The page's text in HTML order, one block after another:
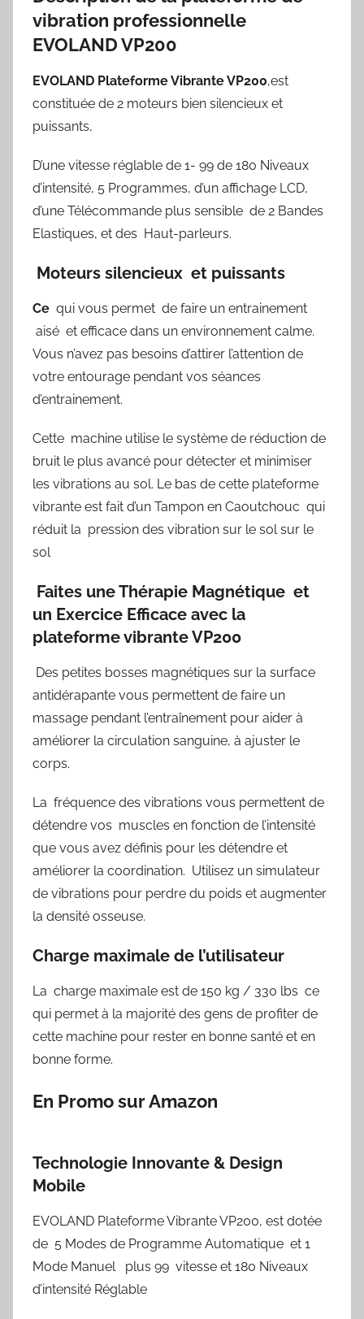
vibration professionnelle
EVOLAND VP200
EVOLAND Plateforme Vibrante VP200,est
constituée de 2 moteurs bien silencieux et
puissants,
D’une vitesse réglable de 1- 99 de 180 Niveaux
d’intensité, 5 Programmes, d’un affichage LCD,
d’une Télécommande plus sensible de 2 Bandes
Elastiques, et des Haut-parleurs.
Moteurs silencieux et puissants
Ce qui vous permet de faire un entrainement
aisé et efficace dans un environnement calme.
Vous n’avez pas besoins d’attirer l’attention de
votre entourage pendant vos séances
d’entrainement.
Cette machine utilise le système de réduction de
bruit le plus avancé pour détecter et minimiser
les vibrations au sol. Le bas de cette plateforme
vibrante est fait d’un Tampon en Caoutchouc qui
réduit la pression des vibration sur le sol sur le
sol
Faites une Thérapie Magnétique et
un Exercice Efficace avec la
plateforme vibrante VP200
Des petites bosses magnétiques sur la surface
antidérapante vous permettent de faire un
massage pendant l’entraînement pour aider à
améliorer la circulation sanguine, à ajuster le
corps.
La fréquence des vibrations vous permettent de
détendre vos muscles en fonction de l’intensité
que vous avez définis pour les détendre et
améliorer la coordination. Utilisez un simulateur
de vibrations pour perdre du poids et augmenter
la densité osseuse.
Charge maximale de l’utilisateur
La charge maximale est de 150 kg / 330 lbs ce
qui permet à la majorité des gens de profiter de
cette machine pour rester en bonne santé et en
bonne forme.
En Promo sur Amazon
Technologie Innovante & Design
Mobile
EVOLAND Plateforme Vibrante VP200, est dotée
de 5 Modes de Programme Automatique et 1
Mode Manuel plus 99 vitesse et 180 Niveaux
d’intensité Réglable